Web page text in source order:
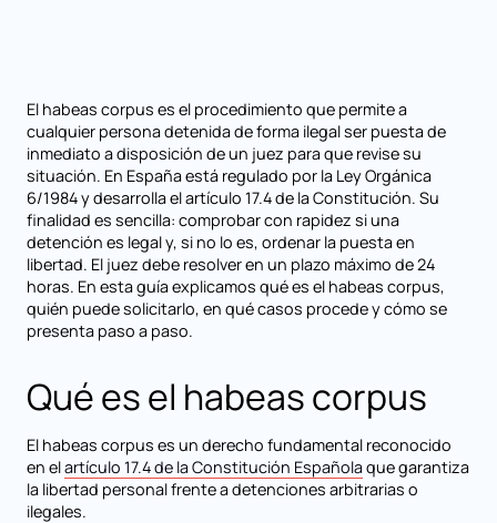
El habeas corpus es el procedimiento que permite a
cualquier persona detenida de forma ilegal ser puesta de
inmediato a disposición de un juez para que revise su
situación. En España está regulado por la Ley Orgánica
6/1984 y desarrolla el artículo 17.4 de la Constitución. Su
finalidad es sencilla: comprobar con rapidez si una
detención es legal y, si no lo es, ordenar la puesta en
libertad. El juez debe resolver en un plazo máximo de 24
horas. En esta guía explicamos qué es el habeas corpus,
quién puede solicitarlo, en qué casos procede y cómo se
presenta paso a paso.
Qué es el habeas corpus
El habeas corpus es un derecho fundamental reconocido
en elartículo 17.4 de la Constitución Españolaque garantiza
la libertad personal frente a detenciones arbitrarias o
ilegales.